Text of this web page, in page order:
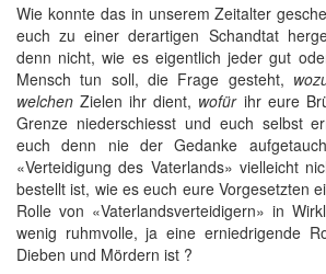
Wie konnte das in unserem Zeitalter
euch zu einer derartigen Schandtat
denn nicht, wie es eigentlich jeder gut
Mensch tun soll, die Frage gesteht,
welchen Zielen ihr dient, wofürihr eure
Grenze niederschiesst und euch selbst
euch denn nie der Gedanke
«Verteidigung des Vaterlands» vielleicht
bestellt ist, wie es euch eure Vorgesetzten
Rolle von «Vaterlandsverteidigern» in
wenig ruhmvolle, ja eine erniedrigende
Dieben und Mördern ist ?